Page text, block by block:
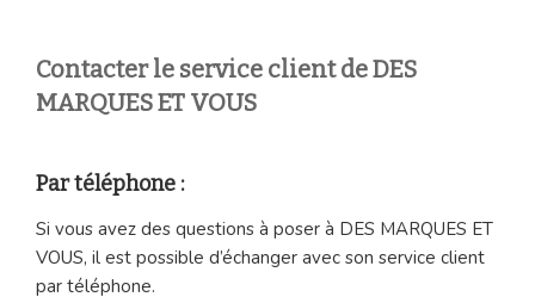
Contacter le service client de DES
MARQUES ET VOUS
Par téléphone :
Si vous avez des questions à poser à DES MARQUES ET
VOUS, il est possible d’échanger avec son service client
par téléphone.